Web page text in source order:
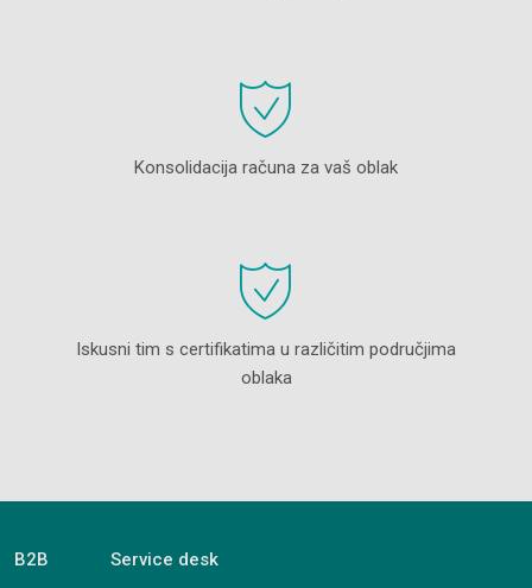
Konsolidacija računa za vaš oblak
Iskusni tim s certifikatima u različitim područjima
oblaka
B2B Service desk